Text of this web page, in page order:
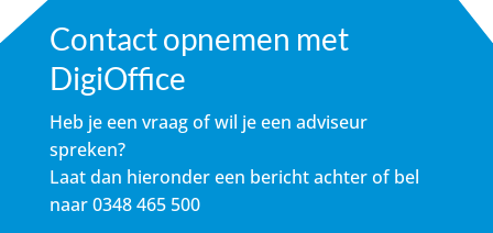
Contact opnemen met
DigiOffice
Heb je een vraag of wil je een adviseur
spreken?
Laat dan hieronder een bericht achter of bel
naar0348 465 500